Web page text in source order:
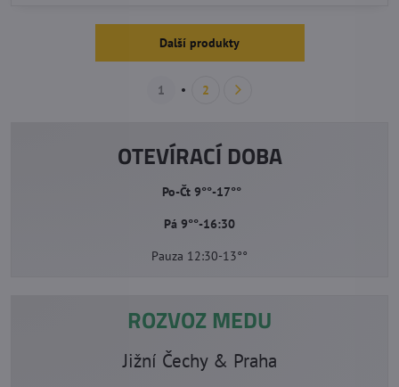
Další produkty
1 2
OTEVÍRACÍ DOBA
Po-Čt 9°°-17°°
Pá 9°°-16:30
Pauza 12:30-13°°
ROZVOZ MEDU
Jižní Čechy & Praha